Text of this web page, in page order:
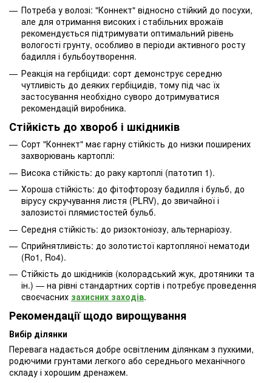
Потреба у волозі: "Коннект" відносно стійкий до посухи,
але для отримання високих і стабільних врожаїв
рекомендується підтримувати оптимальний рівень
вологості грунту, особливо в періоди активного росту
бадилля і бульбоутворення.
Реакція на гербіциди: сорт демонструє середню
чутливість до деяких гербіцидів, тому під час їх
застосування необхідно суворо дотримуватися
рекомендацій виробника.
Стійкість до хвороб і шкідників
Сорт "Коннект" має гарну стійкість до низки поширених
захворювань картоплі:
Висока стійкість: до раку картоплі (патотип 1).
Хороша стійкість: до фітофторозу бадилля і бульб, до
вірусу скручування листя (PLRV), до звичайної і
залозистої плямистостей бульб.
Середня стійкість: до ризоктоніозу, альтернаріозу.
Сприйнятливість: до золотистої картопляної нематоди
(Ro1, Ro4).
Стійкість до шкідників (колорадський жук, дротяники та
ін.) — на рівні стандартних сортів і потребує проведення
своєчасних захисних заходів.
Рекомендації щодо вирощування
Вибір ділянки
Перевага надається добре освітленим ділянкам з пухкими,
родючими грунтами легкого або середнього механічного
складу і хорошим дренажем.